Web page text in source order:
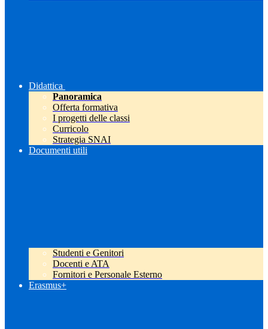
Didattica
Panoramica
Offerta formativa
I progetti delle classi
Curricolo
Strategia SNAI
Documenti utili
Studenti e Genitori
Docenti e ATA
Fornitori e Personale Esterno
Erasmus+